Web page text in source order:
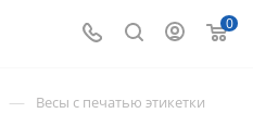
0
— Весы с печатью этикетки